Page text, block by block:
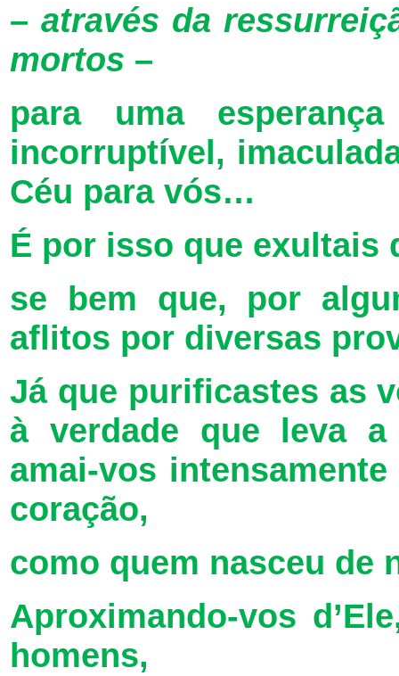
– através da
mortos –
para uma
incorruptível,
Céu para vós…
É por isso que exultais
se bem que, por
aflitos por diversas
Já que purificastes as
à verdade que leva
amai-vos
coração,
como quem nasceu de
Aproximando-vos
homens,